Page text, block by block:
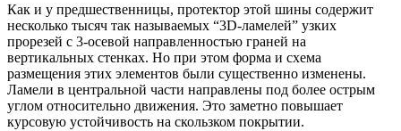
Как и у предшественницы, протектор этой шины содержит
несколько тысяч так называемых “3D-ламелей” узких
прорезей с 3-осевой направленностью граней на
вертикальных стенках. Но при этом форма и схема
размещения этих элементов были существенно изменены.
Ламели в центральной части направлены под более острым
углом относительно движения. Это заметно повышает
курсовую устойчивость на скользком покрытии.